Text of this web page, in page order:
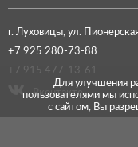
Для улучшения
пользователями мы
с сайтом, Вы
г. Луховицы, ул.
+7 925 280-73-88
+7 915 477-13-61
Вконтакте